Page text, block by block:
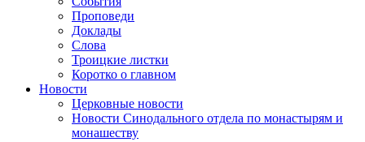
Проповеди
Доклады
Слова
Троицкие листки
Коротко о главном
Новости
Церковные новости
Новости Синодального отдела по монастырям и
монашеству